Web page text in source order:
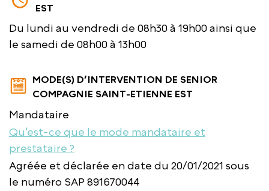
EST
Du lundi au vendredi de 08h30 à 19h00 ainsi que
le samedi de 08h00 à 13h00
MODE(S) D’INTERVENTION DE SENIOR
COMPAGNIE SAINT-ETIENNE EST
Mandataire
Qu’est-ce que le mode mandataire et
prestataire ?
Agréée et déclarée en date du 20/01/2021 sous
le numéro SAP 891670044